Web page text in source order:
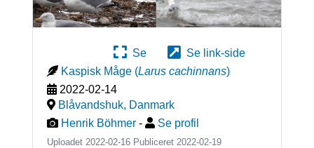
Se
Se link-side
Kaspisk Måge (Larus cachinnans)
2022-02-14
Blåvandshuk, Danmark
Henrik Böhmer - Se profil
Uploadet 2022-02-16 Publiceret 2022-02-19